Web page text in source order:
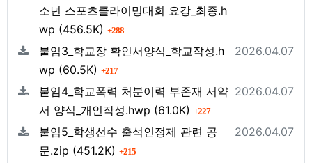
소년 스포츠클라이밍대회 요강_최종.h
wp 파일크기
(456.5K) 288회 다운로드
붙임3_학교장 확인서양식_학교작성.h
wp 파일크기
(60.5K) 217회 다운로드
등록일
2026.04.07
붙임4_학교폭력 처분이력 부존재 서약
서 양식_개인작성.hwp 파일크기
(61.0K) 227회 다운로드
등록일
2026.04.07
붙임5_학생선수 출석인정제 관련 공
문.zip 파일크기
(451.2K) 215회 다운로드
등록일
2026.04.07